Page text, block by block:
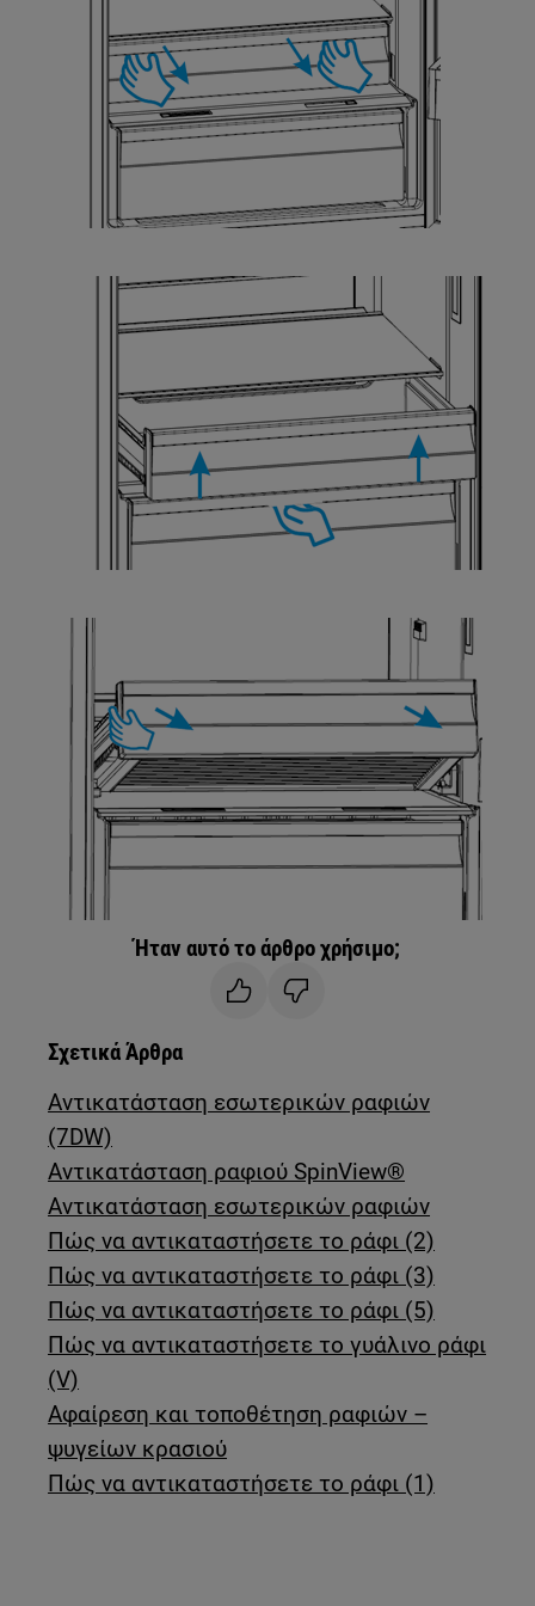
Ήταν αυτό το άρθρο χρήσιμο;
Σχετικά Άρθρα
Αντικατάσταση εσωτερικών ραφιών
(7DW)
Αντικατάσταση ραφιού SpinView®
Αντικατάσταση εσωτερικών ραφιών
Πώς να αντικαταστήσετε το ράφι (2)
Πώς να αντικαταστήσετε το ράφι (3)
Πώς να αντικαταστήσετε το ράφι (5)
Πώς να αντικαταστήσετε το γυάλινο ράφι
(V)
Αφαίρεση και τοποθέτηση ραφιών –
ψυγείων κρασιού
Πώς να αντικαταστήσετε το ράφι (1)